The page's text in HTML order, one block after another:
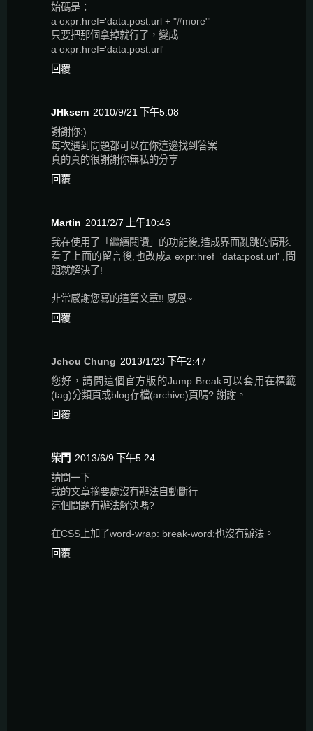
始碼是：
a expr:href='data:post.url + "#more"'
只要把那個拿掉就行了，變成
a expr:href='data:post.url'
回覆
JHksem 2010/9/21 下午5:08
謝謝你:)
每次遇到問題都可以在你這邊找到答案
真的真的很謝謝你無私的分享
回覆
Martin 2011/2/7 上午10:46
我在使用了「繼續閱讀」的功能後,造成界面亂跳的情形.
看了上面的留言後,也改成a expr:href='data:post.url' ,問
題就解決了!
非常感謝您寫的這篇文章!! 感恩~
回覆
Jchou Chung 2013/1/23 下午2:47
您好，請問這個官方版的Jump Break可以套用在標籤
(tag)分類頁或blog存檔(archive)頁嗎? 謝謝。
回覆
柴門 2013/6/9 下午5:24
請問一下
我的文章摘要處沒有辦法自動斷行
這個問題有辦法解決嗎?
在CSS上加了word-wrap: break-word;也沒有辦法。
回覆